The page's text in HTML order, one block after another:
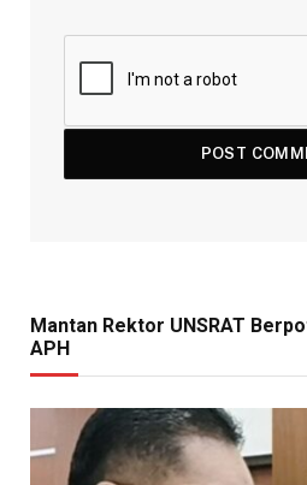
Mantan Rektor UNSRAT
APH